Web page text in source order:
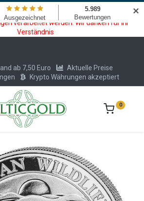
und Krypto Bezahlmodul. In der
09.08.2026 können keine Krypto oder
verarbeitet werden. Wir danken für Ihr
Verständnis
ab 7,50 Euro
Aktuelle Preise
Krypto Währungen akzeptiert
0
✕